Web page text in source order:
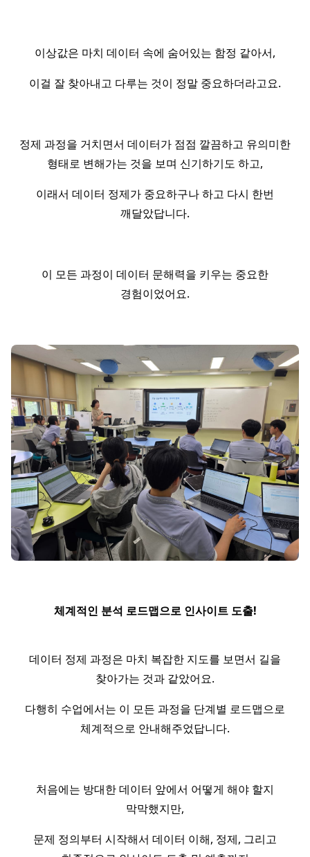
이상값은 마치 데이터 속에 숨어있는 함정 같아서,
이걸 잘 찾아내고 다루는 것이 정말 중요하더라고요.
정제 과정을 거치면서 데이터가 점점 깔끔하고 유의미한
형태로 변해가는 것을 보며 신기하기도 하고,
이래서 데이터 정제가 중요하구나 하고 다시 한번
깨달았답니다.
이 모든 과정이 데이터 문해력을 키우는 중요한
경험이었어요.
체계적인 분석 로드맵으로 인사이트 도출!
데이터 정제 과정은 마치 복잡한 지도를 보면서 길을
찾아가는 것과 같았어요.
다행히 수업에서는 이 모든 과정을 단계별 로드맵으로
체계적으로 안내해주었답니다.
처음에는 방대한 데이터 앞에서 어떻게 해야 할지
막막했지만,
문제 정의부터 시작해서 데이터 이해, 정제, 그리고